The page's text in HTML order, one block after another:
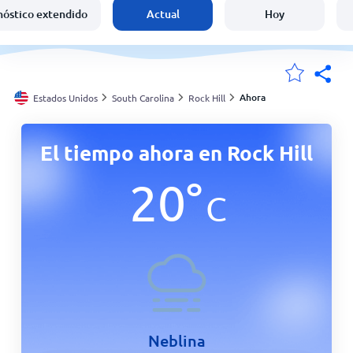
España
Argentina
Mis ubicaciones
extendido Actual Hoy
Estados Unidos South Carolina Rock Hill Ahora
El tiempo ahora en Rock Hill
20°C
Neblina